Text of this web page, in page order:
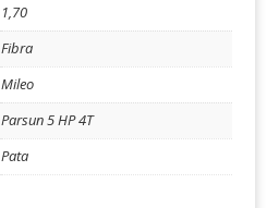
1,70
Fibra
Mileo
Parsun 5 HP 4T
Pata